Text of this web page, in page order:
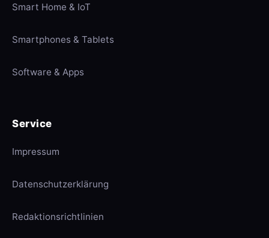
Smart Home & IoT
Smartphones & Tablets
Software & Apps
Service
Impressum
Datenschutzerklärung
Redaktionsrichtlinien